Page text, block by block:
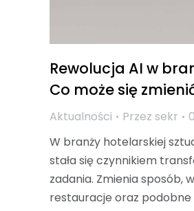
Rewolucja AI w
Co może się
Aktualności Przez sekr
W branży hotelarskiej
stała się czynnikiem
zadania. Zmienia sposób,
restauracje oraz podobne